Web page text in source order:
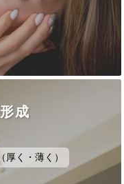
成
厚く・薄く）